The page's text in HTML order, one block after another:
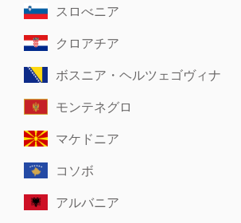
スロべニア
クロアチア
ボスニア・ヘルツェゴヴィナ
モンテネグロ
マケドニア
コソボ
アルバニア